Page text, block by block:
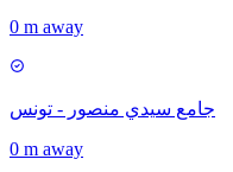
0 m away
جامع سيدي منصور - تونس
0 m away